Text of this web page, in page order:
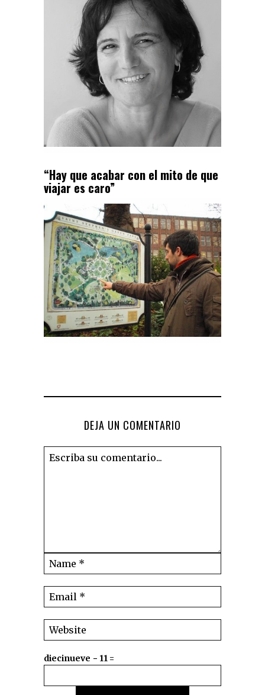
“Hay que acabar con el mito de que
viajar es caro”
DEJA UN COMENTARIO
diecinueve − 11 =